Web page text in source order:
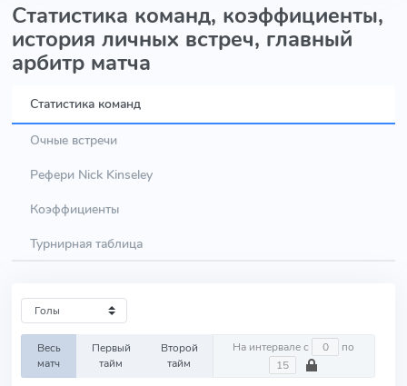
Статистика команд, коэффициенты,
история личных встреч, главный
арбитр матча
Статистика команд
Очные встречи
Рефери Nick Kinseley
Коэффициенты
Турнирная таблица
Весь
матч
Первый
тайм
Второй
тайм
На интервале с по